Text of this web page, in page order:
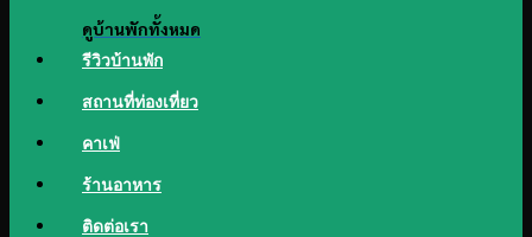
ดูบ้านพักทั้งหมด
รีวิวบ้านพัก
สถานที่ท่องเที่ยว
คาเฟ่
ร้านอาหาร
ติดต่อเรา